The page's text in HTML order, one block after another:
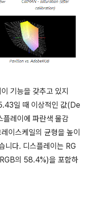
기능을 갖추고 있지
일 때 이상적인 값(De
레이에 파란색 물감
이스케일의 균형을 높이
니다. 디스플레이는 RG
의 58.4%)을 포함하